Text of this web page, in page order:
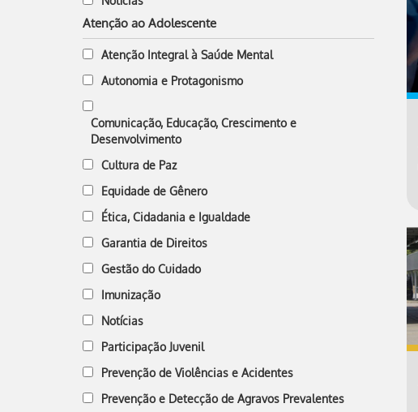
Atenção ao Adolescente
Atenção Integral à Saúde Mental
Autonomia e Protagonismo
Comunicação, Educação, Crescimento e
Desenvolvimento
Cultura de Paz
Equidade de Gênero
Ética, Cidadania e Igualdade
Garantia de Direitos
Gestão do Cuidado
Imunização
Notícias
Participação Juvenil
Prevenção de Violências e Acidentes
Prevenção e Detecção de Agravos Prevalentes